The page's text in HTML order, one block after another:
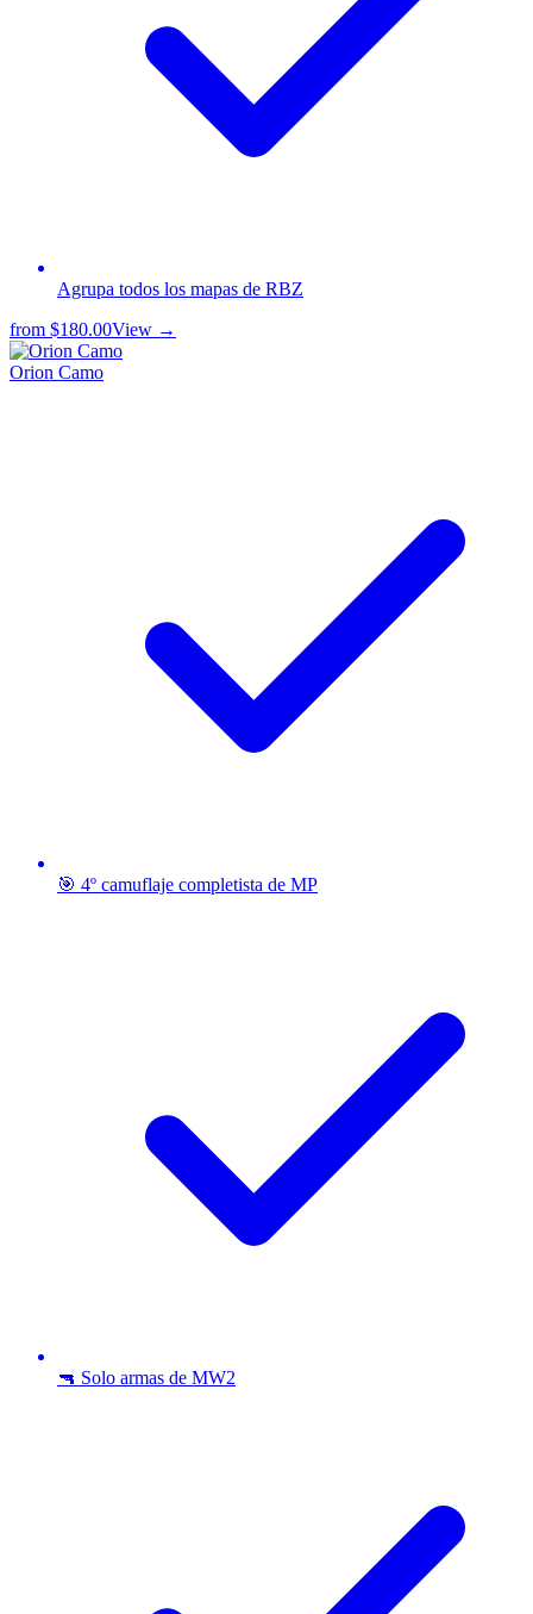
Agrupa todos los mapas de RBZ
from $180.00View →
Orion Camo
🎯 4º camuflaje completista de MP
🔫 Solo armas de MW2